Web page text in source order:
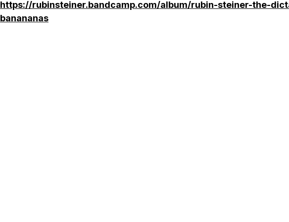
https://rubinsteiner.bandcamp.com/album/rubin-steiner-the-
banananas